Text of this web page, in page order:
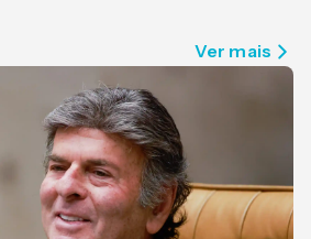
Ver mais